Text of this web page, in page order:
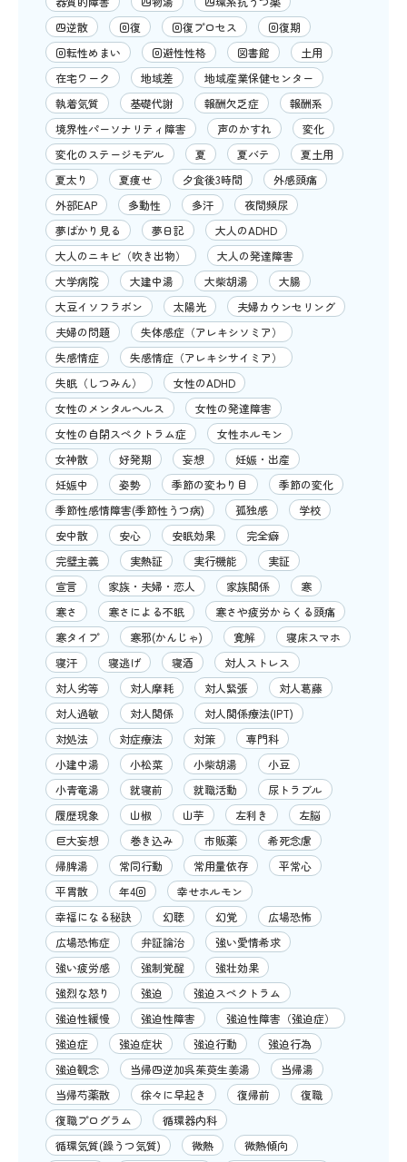
四逆散
回復 回復プロセス
回復期
回転性めまい
回避性性格 図書館
土用
在宅ワーク
地域差
地域産業保健センター
執着気質
基礎代謝 報酬欠乏症
報酬系
境界性パーソナリティ障害
声のかすれ
変化
変化のステージモデル
夏 夏バテ
夏土用
夏太り
夏痩せ 夕食後3時間
外感頭痛
外部EAP
多動性 多汗
夜間頻尿
夢ばかり見る
夢日記
大人のADHD
大人のニキビ（吹き出物）
大人の発達障害
大学病院
大建中湯 大柴胡湯
大腸
大豆イソフラボン
太陽光
夫婦カウンセリング
夫婦の問題
失体感症（アレキシソミア）
失感情症
失感情症（アレキシサイミア）
失眠（しつみん）
女性のADHD
女性のメンタルヘルス
女性の発達障害
女性の自閉スペクトラム症
女性ホルモン
女神散
好発期 妄想
妊娠・出産
妊娠中
姿勢 季節の変わり目
季節の変化
季節性感情障害(季節性うつ病)
孤独感
学校
安中散
安心 安眠効果
完全癖
完璧主義
実熱証 実行機能
実証
宣言
家族・夫婦・恋人 家族関係
寒
寒さ
寒さによる不眠
寒さや疲労からくる頭痛
寒タイプ
寒邪(かんじゃ) 寛解
寝床スマホ
寝汗
寝逃げ 寝酒
対人ストレス
対人劣等
対人摩耗 対人緊張
対人葛藤
対人過敏
対人関係
対人関係療法(IPT)
対処法
対症療法 対策
専門科
小建中湯
小松菜 小柴胡湯
小豆
小青竜湯
就寝前 就職活動
尿トラブル
履歴現象
山椒 山芋 左利き
左脳
巨大妄想
巻き込み 市販薬
希死念慮
帰脾湯
常同行動 常用量依存
平常心
平胃散
年4回
幸せホルモン
幸福になる秘訣
幻聴 幻覚
広場恐怖
広場恐怖症
弁証論治
強い愛情希求
強い疲労感
強制覚醒
強壮効果
強烈な怒り
強迫
強迫スペクトラム
強迫性緩慢
強迫性障害
強迫性障害（強迫症）
強迫症
強迫症状 強迫行動
強迫行為
強迫観念
当帰四逆加呉茱萸生姜湯
当帰湯
当帰芍薬散
徐々に早起き 復帰前
復職
復職プログラム
循環器内科
循環気質(躁うつ気質)
微熱
微熱傾向